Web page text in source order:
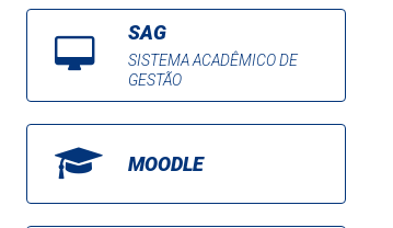
SAG
SISTEMA ACADÊMICO DE
GESTÃO
MOODLE